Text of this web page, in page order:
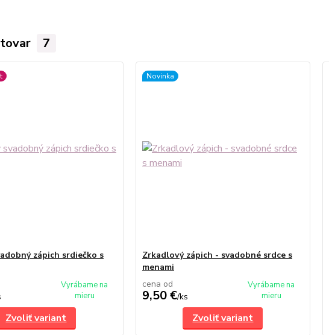
7
zápich srdiečko s
Vyrábame na
mieru
Zvoliť variant
Novinka
Zrkadlový zápich - svadobné srdce s
menami
cena od
9,50 €/ks
Vyrábame na
mieru
Zvoliť variant